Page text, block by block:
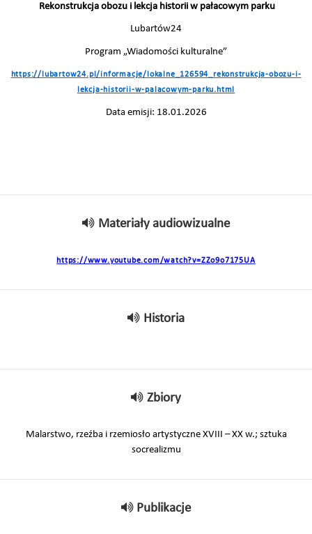
Rekonstrukcja obozu i lekcja historii w pałacowym parku
Lubartów24
Program „Wiadomości kulturalne”
https://lubartow24.pl/informacje/lokalne_126594_rekonstrukcja-obozu-i-
lekcja-historii-w-palacowym-parku.html
Data emisji: 18.01.2026
Materiały audiowizualne
https://www.youtube.com/watch?v=ZZo9o7175UA
Historia
Zbiory
Malarstwo, rzeźba i rzemiosło artystyczne XVIII – XX w.; sztuka
socrealizmu
Publikacje